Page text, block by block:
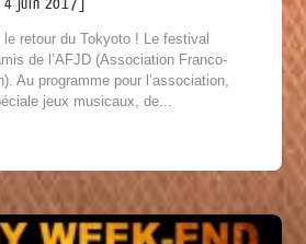
4 juin 2017]
le retour du Tokyoto ! Le festival
de l’AFJD (Association Franco-
Au programme pour l’association,
jeux musicaux, de...